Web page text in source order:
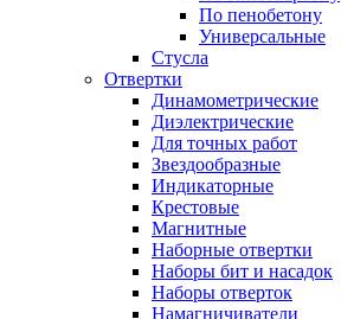
По пенобетону
Универсальные
Стусла
Отвертки
Динамометрические
Диэлектрические
Для точных работ
Звездообразные
Индикаторные
Крестовые
Магнитные
Наборные отвертки
Наборы бит и насадок
Наборы отверток
Намагничиватели